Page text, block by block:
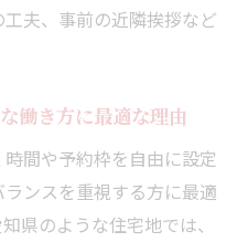
夫、事前の近隣挨拶など
働き方に最適な理由
間や予約枠を自由に設定
ンスを重視する方に最適
県のような住宅地では、